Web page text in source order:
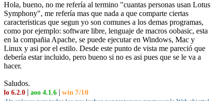
Hola, bueno, no me refería al termino "cuantas personas usan Lotus
Symphony", me refería mas que nada a que comparte ciertas
caracteristicas que segun yo son comunes a los demas programas,
como por ejemplo: software libre, lenguaje de macros oobasic, esta
en la compañia Apache, se puede ejecutar en Windows, Mac y
Linux y asi por el estilo. Desde este punto de vista me pareció que
debería estar incluido, pero bueno si no es asi pues que se le va a
hacer.
Saludos.
lo 6.2.0 | aoo 4.1.6 | win 7/10